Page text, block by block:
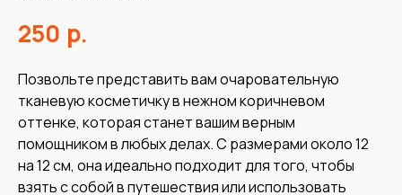
250 р.
Позвольте представить вам очаровательную
тканевую косметичку в нежном коричневом
оттенке, которая станет вашим верным
помощником в любых делах. С размерами около 12
на 12 см, она идеально подходит для того, чтобы
взять с собой в путешествия или использовать